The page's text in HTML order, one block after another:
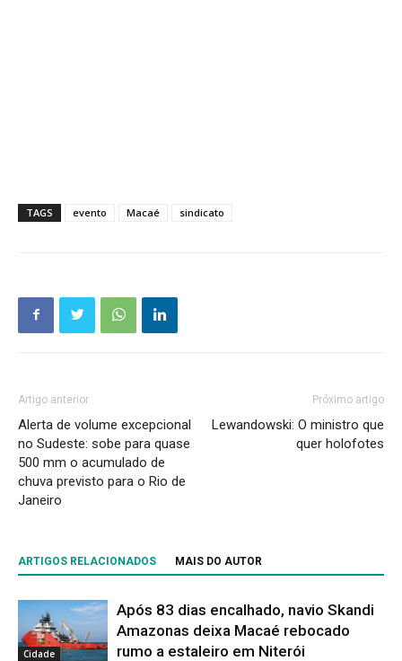
TAGS evento Macaé sindicato
Artigo anterior
Alerta de volume excepcional
no Sudeste: sobe para quase
500 mm o acumulado de
chuva previsto para o Rio de
Janeiro
Próximo artigo
Lewandowski: O ministro que
quer holofotes
ARTIGOS RELACIONADOS MAIS DO AUTOR
Cidade
Após 83 dias encalhado, navio Skandi
Amazonas deixa Macaé rebocado
rumo a estaleiro em Niterói